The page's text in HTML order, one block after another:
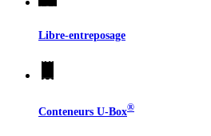
Libre-entreposage
Conteneurs U-Box®